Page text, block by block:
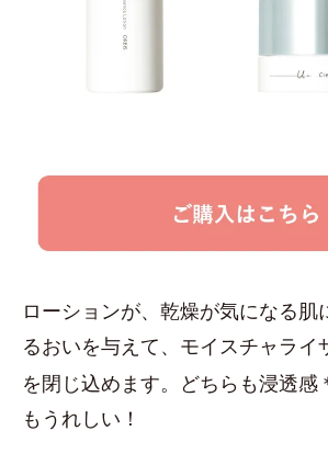
ローションが、乾燥が気になる肌
るおいを与えて、モイスチャライ
を閉じ込めます。どちらも浸透感
もうれしい！